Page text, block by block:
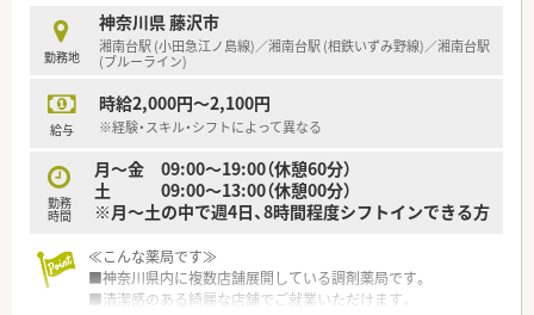
お薬との付き合い方をサポート ③迅速・適切な緊急対応
勤務地
神奈川県 藤沢市
湘南台駅 (小田急江ノ島線)／湘南台駅 (相鉄いずみ野線)／湘南台駅
(ブルーライン)
給与
時給2,000円～2,100円
※経験・スキル・シフトによって異なる
勤務
時間
月～金 09:00～19:00（休憩60分）
土 09:00～13:00（休憩00分）
※月～土の中で週4日、8時間程度シフトインできる方
≪こんな薬局です≫
■神奈川県内に複数店舗展開している調剤薬局です。
■清潔感のある綺麗な店舗でご就業いただけます。